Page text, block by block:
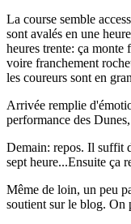
La course semble
sont avalés en une
heures trente: ça monte
voire franchement
les coureurs sont en
Arrivée remplie
performance des
Demain: repos. Il suffit
sept heure...Ensuite ça
Même de loin, un peu
soutient sur le blog. On